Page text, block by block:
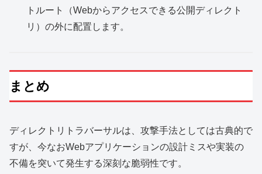
トルート（Webからアクセスできる公開ディレクト
リ）の外に配置します。
まとめ
ディレクトリトラバーサルは、攻撃手法としては古典的で
すが、今なおWebアプリケーションの設計ミスや実装の
不備を突いて発生する深刻な脆弱性です。